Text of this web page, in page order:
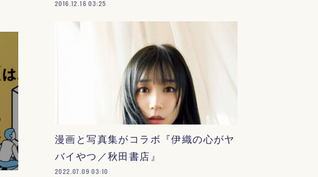
2016.12.16 03:25
漫画と写真集がコラボ『伊織の心がヤ
バイやつ／秋田書店』
2022.07.09 03:10